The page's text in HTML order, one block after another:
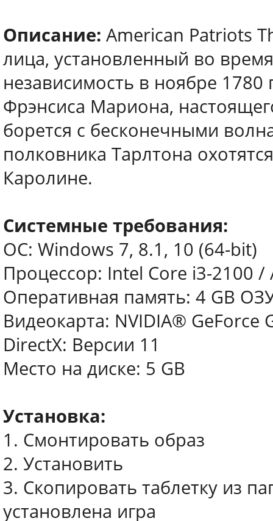
Описание: American Patriots
лица, установленный во
независимость в ноябре
Фрэнсиса Мариона,
борется с бесконечными
полковника Тарлтона
Каролине.
Системные требования:
ОС: Windows 7, 8.1, 10 (64-bit)
Процессор: Intel Core i3-2100 /
Оперативная память: 4 GB
Видеокарта: NVIDIA® GeForce
DirectX: Версии 11
Место на диске: 5 GB
Установка:
1. Смонтировать образ
2. Установить
3. Скопировать таблетку из
установлена игра